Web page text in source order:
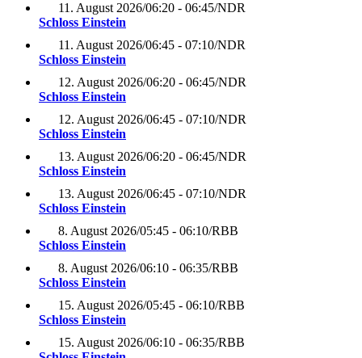
11. August 2026/06:20 - 06:45/NDR
Schloss Einstein
11. August 2026/06:45 - 07:10/NDR
Schloss Einstein
12. August 2026/06:20 - 06:45/NDR
Schloss Einstein
12. August 2026/06:45 - 07:10/NDR
Schloss Einstein
13. August 2026/06:20 - 06:45/NDR
Schloss Einstein
13. August 2026/06:45 - 07:10/NDR
Schloss Einstein
8. August 2026/05:45 - 06:10/RBB
Schloss Einstein
8. August 2026/06:10 - 06:35/RBB
Schloss Einstein
15. August 2026/05:45 - 06:10/RBB
Schloss Einstein
15. August 2026/06:10 - 06:35/RBB